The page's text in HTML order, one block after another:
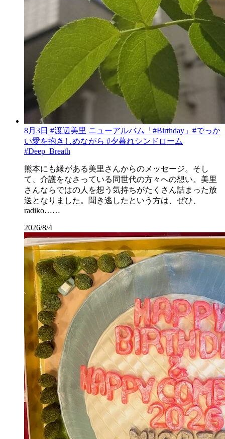
8月3日 #渡辺美里 ニューアルバム「#Birthday」#でっか
い愛を抱きしめながら #夕暮れシンドローム
#Deep_Breath
熊本にも縁がある美里さんからのメッセージ。そし
て、介護をなさっている同世代の方々への想い。美里
さんならではの人を想う気持ちがたくさん詰まった放
送となりました。聞き逃したという方は、ぜひ、
radiko……
2026/8/4